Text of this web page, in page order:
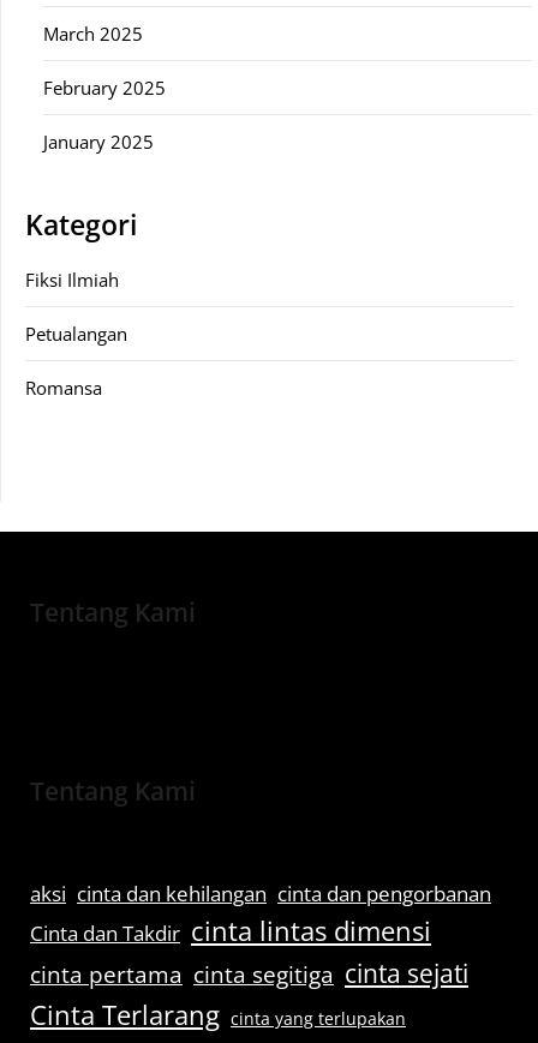
March 2025
February 2025
January 2025
Kategori
Fiksi Ilmiah
Petualangan
Romansa
Tentang Kami
Tentang Kami
aksi cinta dan kehilangan cinta dan pengorbanan
Cinta dan Takdir cinta lintas dimensi
cinta pertama cinta segitiga cinta sejati
Cinta Terlarang cinta yang terlupakan